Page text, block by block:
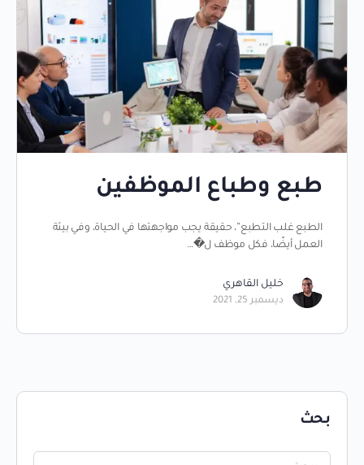
طبع وطباع الموظفين
الطبع غلب التطبع”، حقيقة يجب مواجهتها في الحياة، وفي بيئة
العمل أيضًا، فكل موظف ل�…
خليل القاهري
ديسمبر 25, 2021
بحث